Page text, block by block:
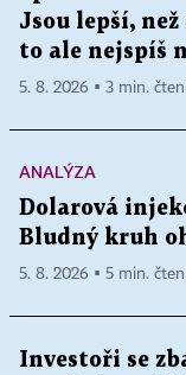
Jsou lepší,
to ale nejspíš
5. 8. 2026 ▪ 3 min.
ANALÝZA
Dolarová
Bludný kruh
5. 8. 2026 ▪ 5 min.
Investoři se